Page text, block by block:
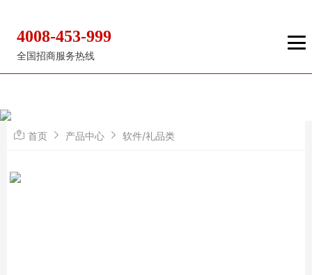
4008-453-999
全国招商服务热线
首页 产品中心 软件/礼品类